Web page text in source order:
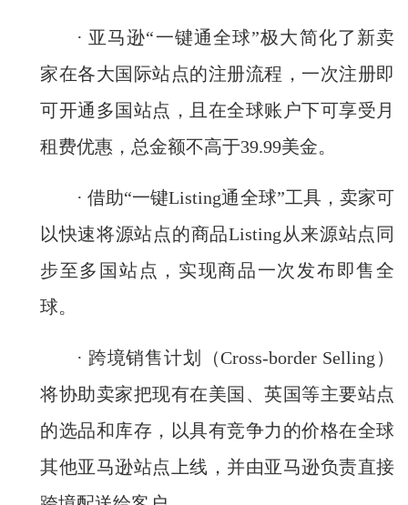
· 亚马逊“一键通全球”极大简化了新卖
家在各大国际站点的注册流程，一次注册即
可开通多国站点，且在全球账户下可享受月
租费优惠，总金额不高于39.99美金。
· 借助“一键Listing通全球”工具，卖家可
以快速将源站点的商品Listing从来源站点同
步至多国站点，实现商品一次发布即售全
球。
· 跨境销售计划（Cross-border Selling）
将协助卖家把现有在美国、英国等主要站点
的选品和库存，以具有竞争力的价格在全球
其他亚马逊站点上线，并由亚马逊负责直接